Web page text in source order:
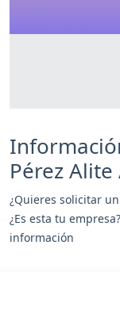
Pérez Alite
¿Quieres solicitar
¿Es esta tu
información